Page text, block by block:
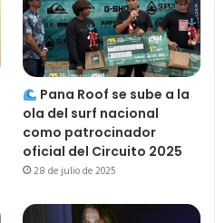
Pana Roof se sube a la
ola del surf nacional
como patrocinador
oficial del Circuito 2025
28 de julio de 2025